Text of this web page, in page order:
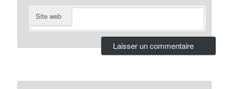
Site web